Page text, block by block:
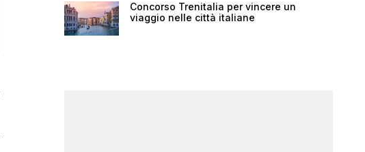
Concorso Trenitalia per vincere un
viaggio nelle città italiane